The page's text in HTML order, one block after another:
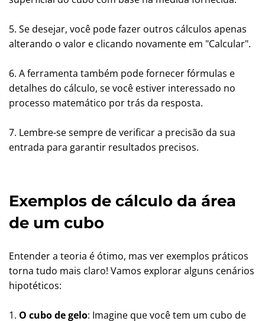
5. Se desejar, você pode fazer outros cálculos apenas
alterando o valor e clicando novamente em "Calcular".
6. A ferramenta também pode fornecer fórmulas e
detalhes do cálculo, se você estiver interessado no
processo matemático por trás da resposta.
7. Lembre-se sempre de verificar a precisão da sua
entrada para garantir resultados precisos.
Exemplos de cálculo da área
de um cubo
Entender a teoria é ótimo, mas ver exemplos práticos
torna tudo mais claro! Vamos explorar alguns cenários
hipotéticos:
1. O cubo de gelo: Imagine que você tem um cubo de